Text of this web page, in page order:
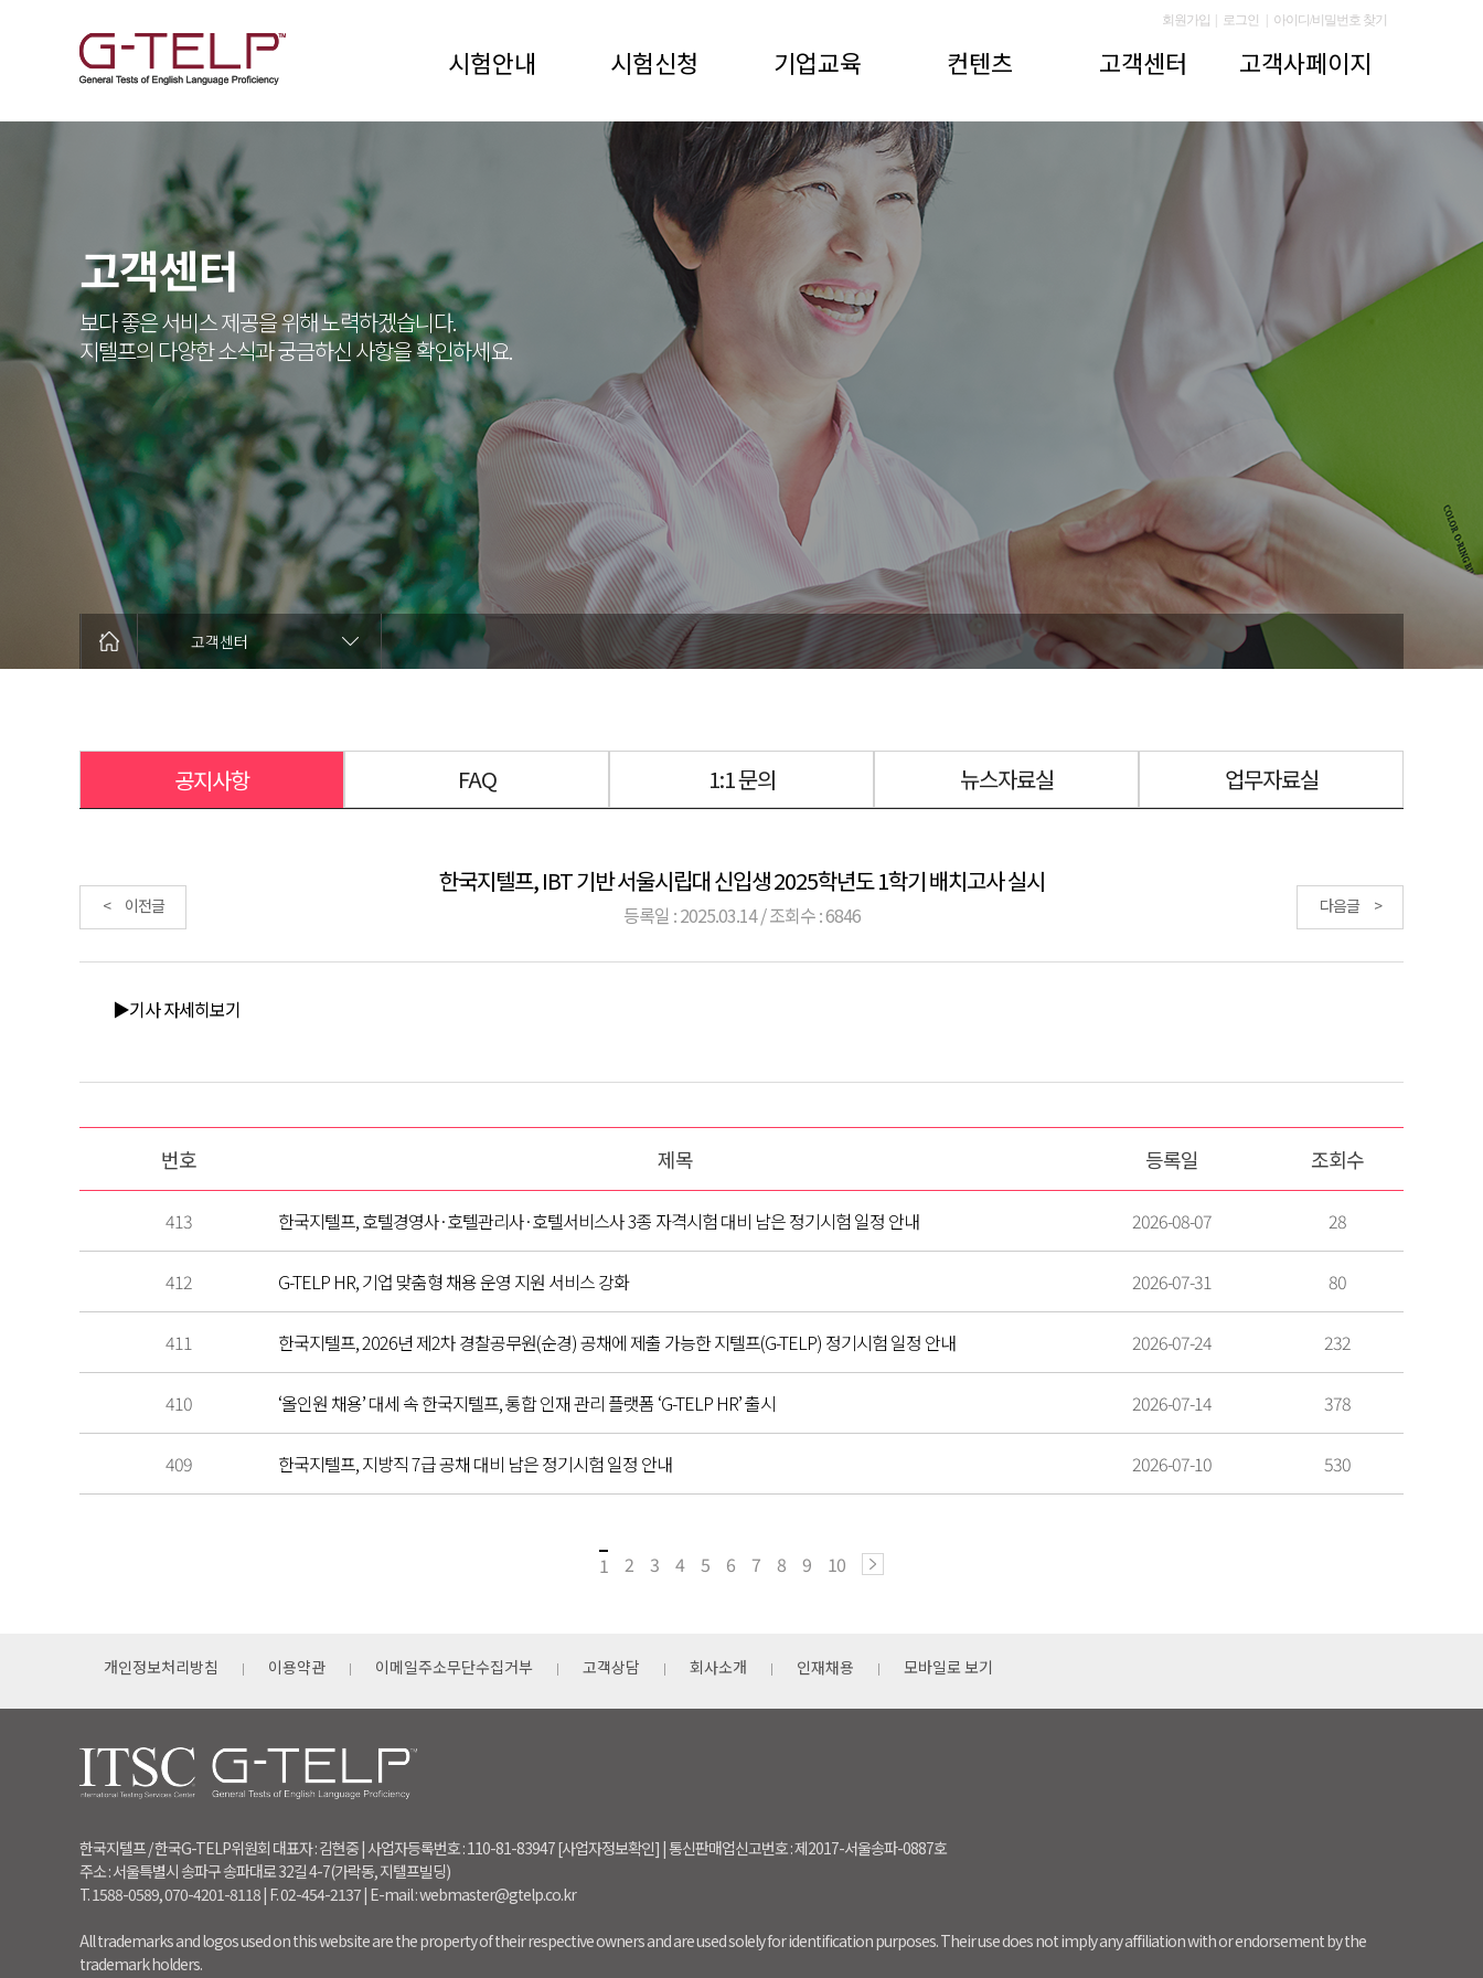
회원가입 로그인 아이디/비밀번호 찾기
시험안내 시험신청 기업교육 컨텐츠 고객센터 고객사페이지
고객센터
보다 좋은 서비스 제공을 위해 노력하겠습니다.
지텔프의 다양한 소식과 궁금하신 사항을 확인하세요.
고객센터
공지사항 FAQ 1:1 문의 뉴스자료실 업무자료실
한국지텔프, IBT 기반 서울시립대 신입생 2025학년도 1학기 배치고사 실시
등록일 : 2025.03.14 / 조회수 : 6846
< 이전글 다음글 >
▶기사 자세히보기
번호 제목 등록일 조회수
413 한국지텔프, 호텔경영사·호텔관리사·호텔서비스사 3종 자격시험 대비 남은 정기시험 일정 안내 2026-08-07 28
412 G-TELP HR, 기업 맞춤형 채용 운영 지원 서비스 강화 2026-07-31 80
411 한국지텔프, 2026년 제2차 경찰공무원(순경) 공채에 제출 가능한 지텔프(G-TELP) 정기시험 일정 안내 2026-07-24 232
410 ‘올인원 채용’ 대세 속 한국지텔프, 통합 인재 관리 플랫폼 ‘G-TELP HR’ 출시 2026-07-14 378
409 한국지텔프, 지방직 7급 공채 대비 남은 정기시험 일정 안내 2026-07-10 530
1 2 3 4 5 6 7 8 9 10
개인정보처리방침 이용약관 이메일주소무단수집거부 고객상담 회사소개 인재채용 모바일로 보기
한국지텔프 / 한국G-TELP위원회 대표자 : 김현중 | 사업자등록번호 : 110-81-83947 [사업자정보확인] | 통신판매업신고번호 : 제2017-서울송파-0887호
주소 : 서울특별시 송파구 송파대로 32길 4-7(가락동, 지텔프빌딩)
T. 1588-0589, 070-4201-8118 | F. 02-454-2137 | E-mail : webmaster@gtelp.co.kr
All trademarks and logos used on this website are the property of their respective owners and are used solely for identification purposes. Their use does not imply any affiliation with or endorsement by the
trademark holders.